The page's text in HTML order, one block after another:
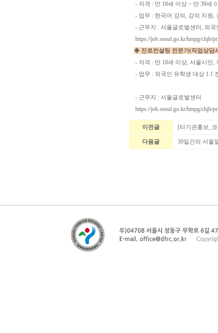
- 자격 : 만 18세 이상 ~ 만 39세
- 업무 : 한국어 강의, 강의 지원,
- 근무지 : 서울글로벌센터, 외국
https://job.seoul.go.kr/hmpg/chjb/
◈ 진로컨설팅 전문가(직업상담
- 자격 : 만 18세 이상, 서울시
- 업무 : 외국인 유학생 대상 1:1
- 근무지 : 서울글로벌센터
https://job.seoul.go.kr/hmpg/chjb/
이전글 [타기관홍보_
다음글 30일간의 서울